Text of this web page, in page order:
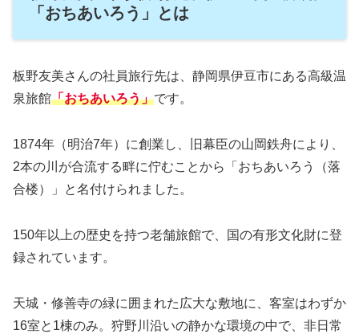
「おちあいろう」とは
板野友美さんの社員旅行先は、静岡県伊豆市にある高級温
泉旅館「おちあいろう」です。
1874年（明治7年）に創業し、旧幕臣の山岡鉄舟により、
2本の川が合流する畔に佇むことから「おちあいろう（落
合楼）」と名付けられました。
150年以上の歴史を持つ老舗旅館で、国の有形文化財に登
録されています。
天城・修善寺の緑に囲まれた広大な敷地に、客室はわずか
16室と1棟のみ。狩野川沿いの静かな環境の中で、非日常